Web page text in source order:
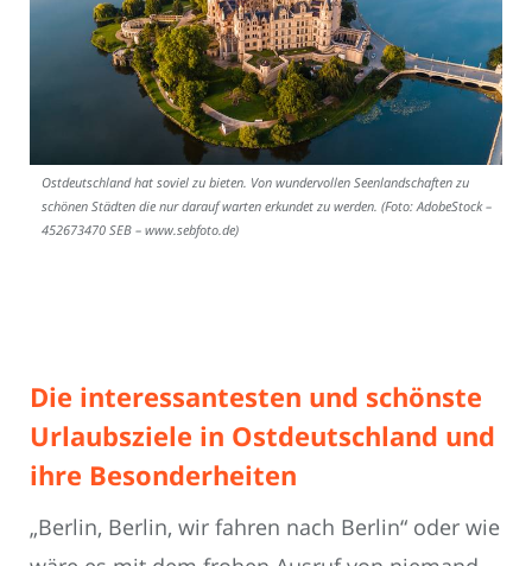
Ostdeutschland hat soviel zu bieten. Von wundervollen Seenlandschaften zu
schönen Städten die nur darauf warten erkundet zu werden. (Foto: AdobeStock –
452673470 SEB – www.sebfoto.de)
Die interessantesten und schönste
Urlaubsziele in Ostdeutschland und
ihre Besonderheiten
„Berlin, Berlin, wir fahren nach Berlin“ oder wie